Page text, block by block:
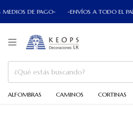
DE PAGO- -ENVÍOS A TODO EL PAÍS-
ALFOMBRAS CAMINOS CORTINAS